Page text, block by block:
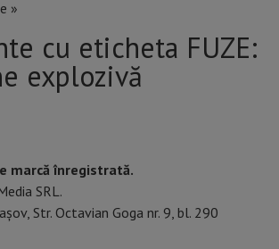
»
cu eticheta FUZE:
explozivă
marcă înregistrată.
SRL.
Str. Octavian Goga nr. 9, bl. 290